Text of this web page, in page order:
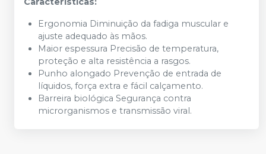
Ergonomia Diminuição da fadiga muscular e
ajuste adequado às mãos.
Maior espessura Precisão de temperatura,
proteção e alta resistência a rasgos.
Punho alongado Prevenção de entrada de
líquidos, força extra e fácil calçamento.
Barreira biológica Segurança contra
microrganismos e transmissão viral.